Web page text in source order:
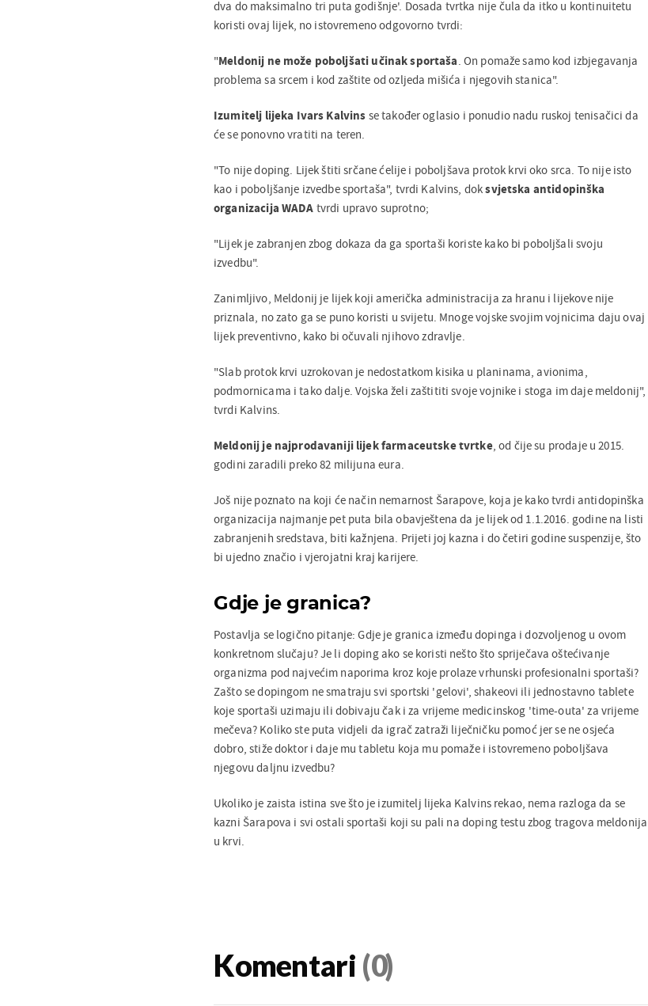
dva do maksimalno tri puta godišnje'. Dosada tvrtka nije čula da itko u kontinuitetu
koristi ovaj lijek, no istovremeno odgovorno tvrdi:
"Meldonij ne može poboljšati učinak sportaša. On pomaže samo kod izbjegavanja
problema sa srcem i kod zaštite od ozljeda mišića i njegovih stanica".
Izumitelj lijeka Ivars Kalvins se također oglasio i ponudio nadu ruskoj tenisačici da
će se ponovno vratiti na teren.
"To nije doping. Lijek štiti srčane ćelije i poboljšava protok krvi oko srca. To nije isto
kao i poboljšanje izvedbe sportaša", tvrdi Kalvins, doksvjetska antidopinška
organizacija WADA tvrdi upravo suprotno;
"Lijek je zabranjen zbog dokaza da ga sportaši koriste kako bi poboljšali svoju
izvedbu".
Zanimljivo, Meldonij je lijek koji američka administracija za hranu i lijekove nije
priznala, no zato ga se puno koristi u svijetu. Mnoge vojske svojim vojnicima daju ovaj
lijek preventivno, kako bi očuvali njihovo zdravlje.
"Slab protok krvi uzrokovan je nedostatkom kisika u planinama, avionima,
podmornicama i tako dalje. Vojska želi zaštititi svoje vojnike i stoga im daje meldonij",
tvrdi Kalvins.
Meldonij je najprodavaniji lijek farmaceutske tvrtke, od čije su prodaje u 2015.
godini zaradili preko 82 milijuna eura.
Još nije poznato na koji će način nemarnost Šarapove, koja je kako tvrdi antidopinška
organizacija najmanje pet puta bila obavještena da je lijek od 1.1.2016. godine na listi
zabranjenih sredstava, biti kažnjena. Prijeti joj kazna i do četiri godine suspenzije, što
bi ujedno značio i vjerojatni kraj karijere.
Gdje je granica?
Postavlja se logično pitanje: Gdje je granica između dopinga i dozvoljenog u ovom
konkretnom slučaju? Je li doping ako se koristi nešto što spriječava oštećivanje
organizma pod najvećim naporima kroz koje prolaze vrhunski profesionalni sportaši?
Zašto se dopingom ne smatraju svi sportski 'gelovi', shakeovi ili jednostavno tablete
koje sportaši uzimaju ili dobivaju čak i za vrijeme medicinskog 'time-outa' za vrijeme
mečeva? Koliko ste puta vidjeli da igrač zatraži liječničku pomoć jer se ne osjeća
dobro, stiže doktor i daje mu tabletu koja mu pomaže i istovremeno poboljšava
njegovu daljnu izvedbu?
Ukoliko je zaista istina sve što je izumitelj lijeka Kalvins rekao, nema razloga da se
kazni Šarapova i svi ostali sportaši koji su pali na doping testu zbog tragova meldonija
u krvi.
Komentari (0)